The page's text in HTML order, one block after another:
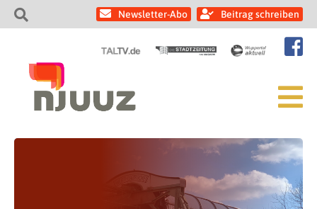
Newsletter-Abo Beitrag schreiben